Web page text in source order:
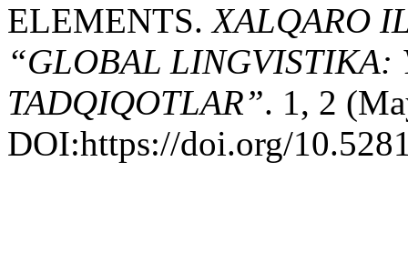
ELEMENTS.XALQARO
“GLOBAL LINGVISTIKA:
TADQIQOTLAR”. 1, 2
DOI:https://doi.org/